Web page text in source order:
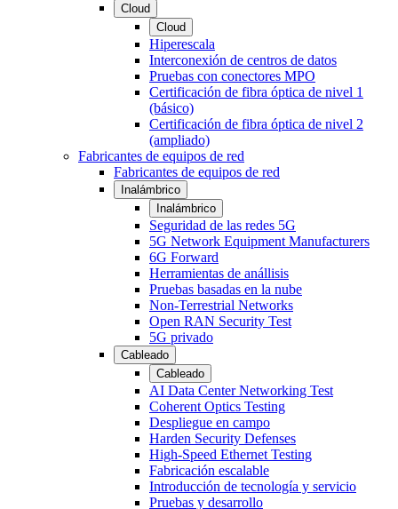
Cloud
Cloud
Hiperescala
Interconexión de centros de datos
Pruebas con conectores MPO
Certificación de fibra óptica de nivel 1
(básico)
Certificación de fibra óptica de nivel 2
(ampliado)
Fabricantes de equipos de red
Fabricantes de equipos de red
Inalámbrico
Inalámbrico
Seguridad de las redes 5G
5G Network Equipment Manufacturers
6G Forward
Herramientas de anállisis
Pruebas basadas en la nube
Non-Terrestrial Networks
Open RAN Security Test
5G privado
Cableado
Cableado
AI Data Center Networking Test
Coherent Optics Testing
Despliegue en campo
Harden Security Defenses
High-Speed Ethernet Testing
Fabricación escalable
Introducción de tecnología y servicio
Pruebas y desarrollo